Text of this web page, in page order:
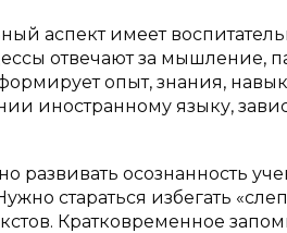
аспект имеет
отвечают за мышление,
опыт, знания,
иностранному языку,
развивать осознанность
стараться избегать
Кратковременное